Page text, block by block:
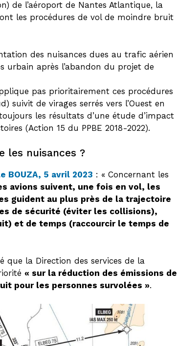
de l’aéroport de Nantes Atlantique, la
les procédures de vol de moindre bruit
des nuisances dues au trafic aérien
urbain après l’abandon du projet de
pas prioritairement ces procédures
suivit de virages serrés vers l’Ouest en
les résultats d’une étude d’impact
(Action 15 du PPBE 2018-2022).
les nuisances ?
BOUZA, 5 avril 2023 : « Concernant les
avions suivent, une fois en vol, les
guident au plus près de la trajectoire
de sécurité (éviter les collisions),
et de temps (raccourcir le temps de
que la Direction des services de la
« sur la réduction des émissions de
pour les personnes survolées ».